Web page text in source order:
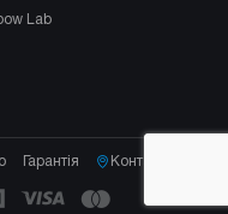
Lab
Гарантія Контакти